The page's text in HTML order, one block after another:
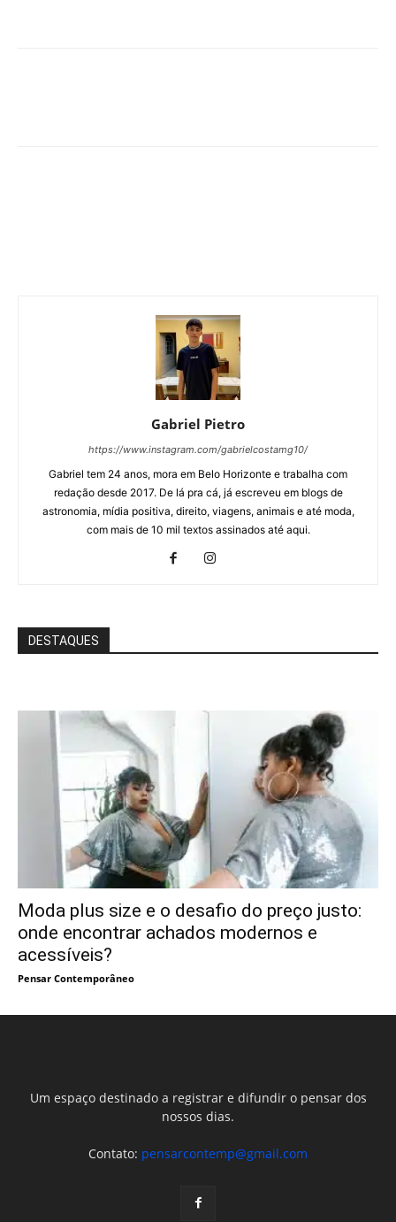
Gabriel Pietro
https://www.instagram.com/gabrielcostamg10/
Gabriel tem 24 anos, mora em Belo Horizonte e trabalha com
redação desde 2017. De lá pra cá, já escreveu em blogs de
astronomia, mídia positiva, direito, viagens, animais e até moda,
com mais de 10 mil textos assinados até aqui.
DESTAQUES
Moda plus size e o desafio do preço justo:
onde encontrar achados modernos e
acessíveis?
Pensar Contemporâneo
Um espaço destinado a registrar e difundir o pensar dos
nossos dias.
Contato: pensarcontemp@gmail.com